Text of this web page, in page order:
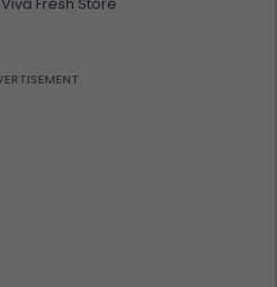
Viva Fresh Store